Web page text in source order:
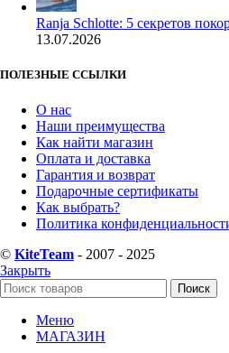
Ranja Schlotte: 5 секретов
13.07.2026
ПОЛЕЗНЫЕ ССЫЛКИ
О нас
Наши преимущества
Как найти магазин
Оплата и доставка
Гарантия и возврат
Подарочные сертификаты
Как выбрать?
Политика
© KiteTeam - 2007 - 2025
Закрыть
Поиск
Меню
МАГАЗИН